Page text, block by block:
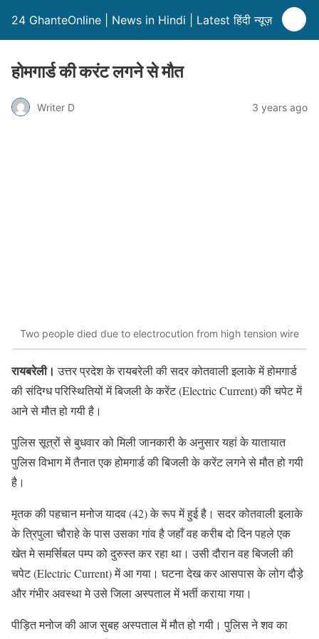
24 GhanteOnline | News in Hindi | Latest हिंदी न्यूज़
होमगार्ड की करंट लगने से मौत
Writer D 3 years ago
Two people died due to electrocution from high tension wire
रायबरेली। उत्तर प्रदेश के रायबरेली की सदर कोतवाली इलाके में होमगार्ड
की संदिग्ध परिस्थितियों में बिजली के करेंट (Electric Current) की चपेट में
आने से मौत हो गयी है।
पुलिस सूत्रों से बुधवार को मिली जानकारी के अनुसार यहां के यातायात
पुलिस विभाग में तैनात एक होमगार्ड की बिजली के करेंट लगने से मौत हो गयी
है।
मृतक की पहचान मनोज यादव (42) के रूप में हुई है। सदर कोतवाली इलाके
के त्रिपुला चौराहे के पास उसका गांव है जहाँ वह करीब दो दिन पहले एक
खेत मे समर्सिबल पम्प को दुरुस्त कर रहा था। उसी दौरान वह बिजली की
चपेट (Electric Current) में आ गया। घटना देख कर आसपास के लोग दौड़े
और गंभीर अवस्था मे उसे जिला अस्पताल में भर्ती कराया गया।
पीड़ित मनोज की आज सुबह अस्पताल में मौत हो गयी। पुलिस ने शव का